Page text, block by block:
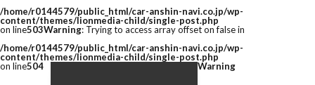
/home/r0144579/public_html/car-anshin-navi.co.jp/wp-
content/themes/lionmedia-child/single-post.php
on line503Warning: Trying to access array offset on false in
/home/r0144579/public_html/car-anshin-navi.co.jp/wp-
content/themes/lionmedia-child/single-post.php
on line504 Warning